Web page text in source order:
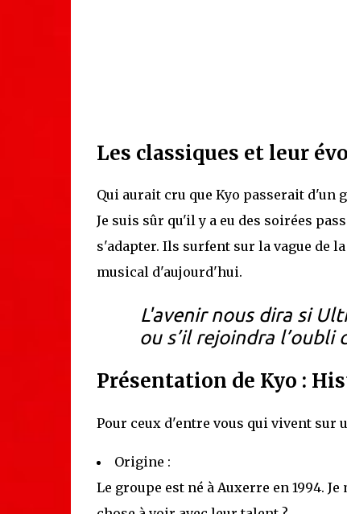
Les classiques et leur
Qui aurait cru que Kyo passerait d'un
Je suis sûr qu'il y a eu des soirées
s'adapter. Ils surfent sur la vague de
musical d'aujourd'hui.
L'avenir nous dira si
ou s’il rejoindra l’oubli
Présentation de Kyo :
Pour ceux d'entre vous qui vivent sur
Origine :
Le groupe est né à Auxerre en 1994.